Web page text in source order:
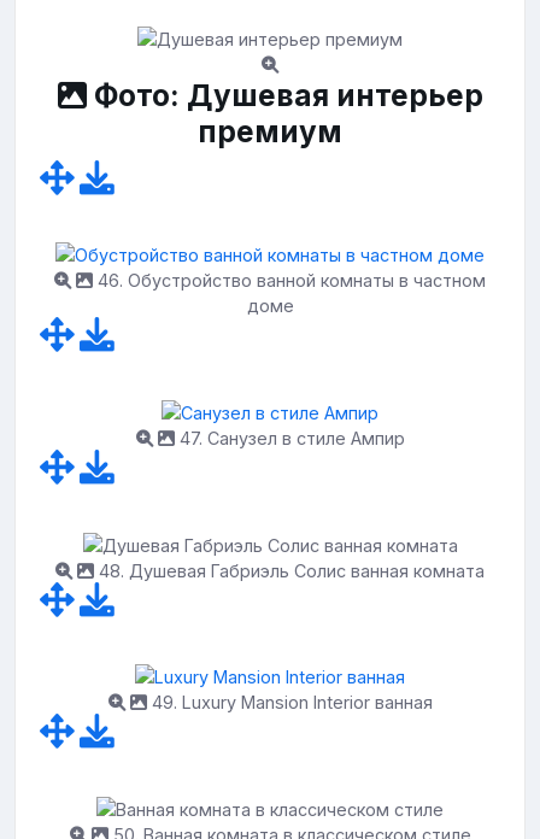
Фото: Душевая интерьер
премиум
46. Обустройство ванной комнаты в частном
доме
47. Санузел в стиле Ампир
48. Душевая Габриэль Солис ванная комната
49. Luxury Mansion Interior ванная
50. Ванная комната в классическом стиле